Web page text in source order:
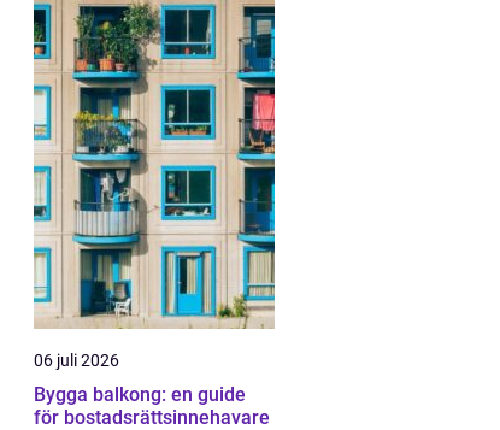
06 juli 2026
Bygga balkong: en guide
för bostadsrättsinnehavare